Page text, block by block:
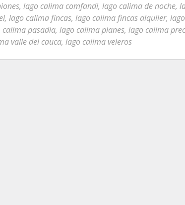
, lago calima comfandi, lago calima de noche,
, lago calima fincas, lago calima fincas alquiler,
calima pasadia, lago calima planes, lago calima
valle del cauca, lago calima veleros